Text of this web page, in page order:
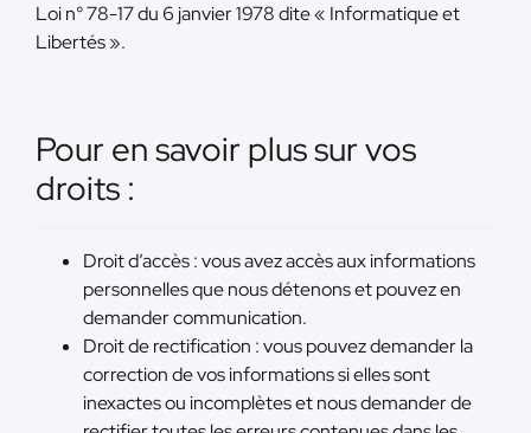
Loi n° 78-17 du 6 janvier 1978 dite « Informatique et
Libertés ».
Pour en savoir plus sur vos
droits :
Droit d’accès : vous avez accès aux informations
personnelles que nous détenons et pouvez en
demander communication.
Droit de rectification : vous pouvez demander la
correction de vos informations si elles sont
inexactes ou incomplètes et nous demander de